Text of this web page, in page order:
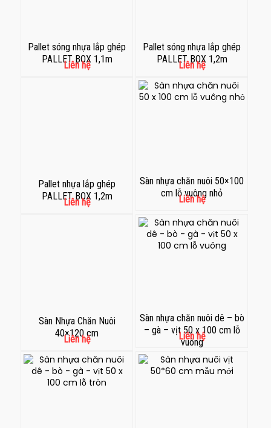
Pallet sóng nhựa lắp ghép
PALLET BOX 1,1m
Liên hệ
Pallet sóng nhựa lắp ghép
PALLET BOX 1,2m
Liên hệ
Pallet nhựa lắp ghép
PALLET BOX 1,2m
Liên hệ
Sàn nhựa chăn nuôi 50×100
cm lỗ vuông nhỏ
Liên hệ
Sàn Nhựa Chăn Nuôi
40×120 cm
Liên hệ
Sàn nhựa chăn nuôi dê – bò
– gà – vịt 50 x 100 cm lỗ
vuông
Liên hệ